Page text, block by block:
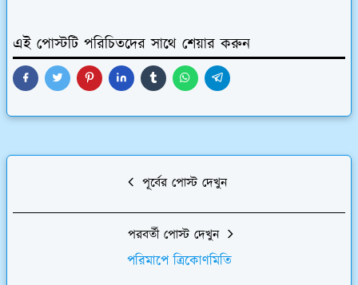
এই পোস্টটি পরিচিতদের সাথে শেয়ার করুন
পূর্বের পোস্ট দেখুন
পরবর্তী পোস্ট দেখুন
পরিমাপে ত্রিকোণমিতি